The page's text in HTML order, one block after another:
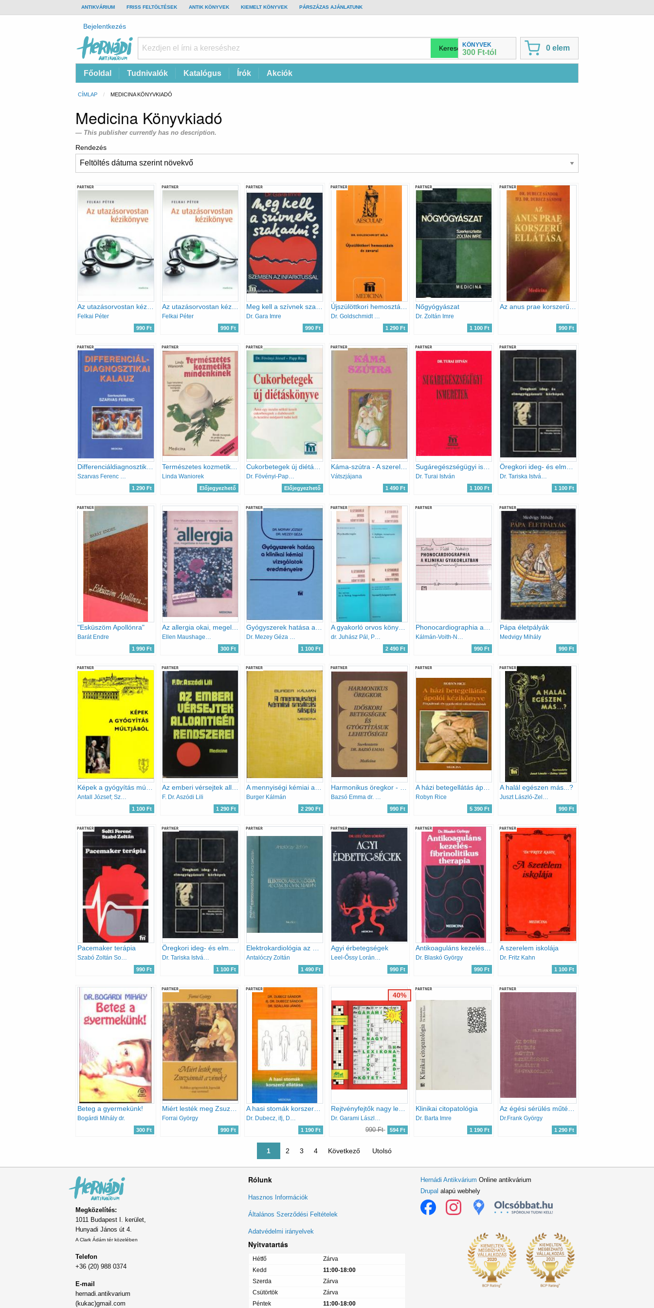
TOP
BAR
ANTIKVÁRIUM FRISS FELTÖLTÉSEK ANTIK KÖNYVEK KIEMELT KÖNYVEK PÁRSZÁZAS AJÁNLATUNK
Felhasználói
fiók
menüje
Bejelentkezés
Antikvárium
Online
KÖNYVEK
300 Ft-tól
0 elem
Fő
navigáció
Főoldal Tudnivalók Katalógus Írók Akciók
Morzsa
CÍMLAP CURRENT:
MEDICINA KÖNYVKIADÓ
Medicina Könyvkiadó
This publisher currently has no description.
Rendezés
PARTNER
Felkai Péter
990 Ft
PARTNER
Az utazásorvostan kézikönyve
Felkai Péter
990 Ft
PARTNER
Dr. Gara Imre
990 Ft
PARTNER
1 290 Ft
PARTNER
Nőgyógyászat
Dr. Zoltán Imre
1 100 Ft
PARTNER
990 Ft
PARTNER
Szarvas Ferenc (szerkesztő)
1 290 Ft
PARTNER
Természetes kozmetika mindenkinek
Linda Waniorek
Előjegyezhető
PARTNER
Dr. Fövényi-Papp R.
Előjegyezhető
PARTNER
Káma-szútra - A szerelem tankönyve
Vátszjájana
1 490 Ft
PARTNER
Sugáregészségügyi ismeretek
Dr. Turai István
1 100 Ft
PARTNER
Dr. Tariska István (szerk.)
1 100 Ft
PARTNER
"Esküszöm Apollónra"
Barát Endre
1 990 Ft
Az allergia okai, megelőzése és kezelése
300 Ft
PARTNER
1 100 Ft
PARTNER
A gyakorló orvos könyvtára 155, 157, 161, 164 (4 kötet)
dr. Juhász Pál, Pertorini Dr.-Horváth Dr., Dr. Kajtor Ferenc
2 490 Ft
PARTNER
990 Ft
PARTNER
Pápa életpályák
Medvigy Mihály
990 Ft
PARTNER
Képek a gyógyítás múltjából (A Semmelweis Orvostörténeti Múzeum, Könyvtár és Levéltár)
Antall József; Szebellédy Géza
1 100 Ft
PARTNER
Az emberi vérsejtek alloantigén-rendszerei
F. Dr. Aszódi Lili
1 290 Ft
PARTNER
A mennyiségi kémiai analízis alapja
Burger Kálmán
2 290 Ft
PARTNER
Harmonikus öregkor - Időskori betegségek és gyógyításuk lehetőségei
Bazsó Emma dr. (szerk.)
990 Ft
PARTNER
A házi betegellátás ápolói kézikönyve
Robyn Rice
5 390 Ft
PARTNER
A halál egészen más...?
Juszt László-Zeley László
990 Ft
PARTNER
Pacemaker terápia
Szabó Zoltán Solti Ferenc
990 Ft
PARTNER
Dr. Tariska István (szerk.)
1 100 Ft
PARTNER
Antalóczy Zoltán
1 490 Ft
PARTNER
Agyi érbetegségek
Leel-Őssy Loránt dr.
990 Ft
PARTNER
Antikoaguláns kezelés - fibrinolitikus therapia
Dr. Blaskó György
990 Ft
PARTNER
A szerelem iskolája
Dr. Fritz Kahn
1 100 Ft
Beteg a gyermekünk!
Bogárdi Mihály dr.
300 Ft
PARTNER
Miért lesték meg Zsuzsannát a vének?
Forrai György
990 Ft
PARTNER
1 190 Ft
Rejtvényfejtők nagy lexikona III.
990 Ft 594 Ft
40%
PARTNER
Klinikai citopatológia
Dr. Barta Imre
1 190 Ft
PARTNER
Dr.Frank György
1 290 Ft
Jelenlegi oldal
1 Oldal
2 Oldal
3 Oldal
4 Következő oldal
Következő Utolsó oldal
Utolsó
Megközelítés:
1011 Budapest I. kerület,
Hunyadi János út 4.
A Clark Ádám tér közelében
Telefon
+36 (20) 988 0374
E-mail
hernadi.antikvarium
(kukac)gmail.com
Rólunk
Lábléc
menü
Hasznos Információk
Általános Szerződési Feltételek
Adatvédelmi irányelvek
Nyitvatartás
Hétfő
Zárva
Kedd
11:00-18:00
Szerda
Zárva
Csütörtök
Zárva
Péntek
11:00-18:00
Hernádi Antikvárium Online antikvárium
Drupal alapú webhely